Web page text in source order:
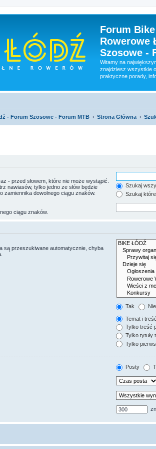
Forum
Rowerowe
Szosowe -
Witamy na
znajdziesz wszystkie
praktyczne porady,
- Forum Szosowe - Forum MTB Strona Główna
- przed słowem, które nie może wystąpić.
nawiasów, tylko jedno ze słów będzie
zamiennika dowolnego ciągu znaków.
Szukaj
Szukaj
ciągu znaków.
są przeszukiwane automatycznie, chyba
Tak Nie
Temat i
Tylko treść
Tylko tytuły
Tylko
Posty